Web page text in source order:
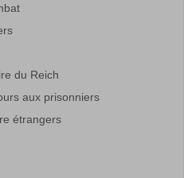
du Reich
aux prisonniers
étrangers